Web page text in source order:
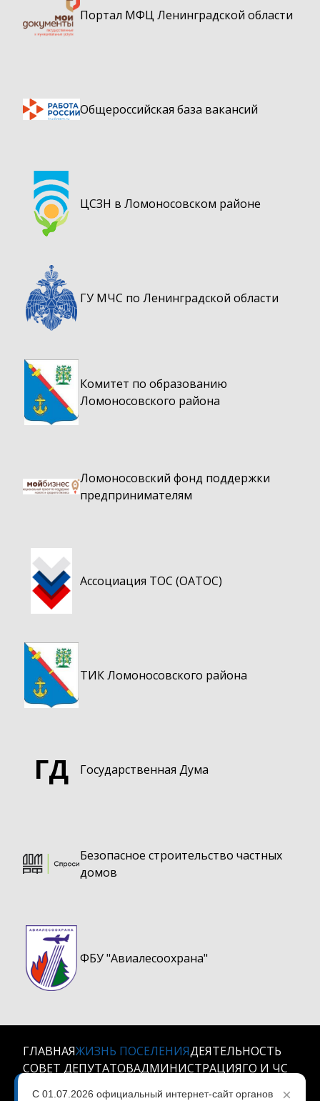
С 01.07.2026 официальный интернет-сайт органов ×
Портал МФЦ Ленинградской области
Общероссийская база вакансий
ЦСЗН в Ломоносовском районе
ГУ МЧС по Ленинградской области
Комитет по образованию
Ломоносовского района
Ломоносовский фонд поддержки
предпринимателям
Ассоциация ТОС (ОАТОС)
ТИК Ломоносовского района
ГД Государственная Дума
Безопасное строительство частных
домов
ФБУ "Авиалесоохрана"
ГЛАВНАЯЖИЗНЬ ПОСЕЛЕНИЯДЕЯТЕЛЬНОСТЬ
СОВЕТ ДЕПУТАТОВАДМИНИСТРАЦИЯГО И ЧС